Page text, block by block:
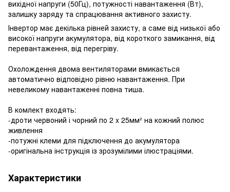
вихідної напруги (50Гц), потужності навантаження (Вт),
залишку заряду та спрацювання активного захисту.
Інвертор має декілька рівней захисту, а саме від низької або
високої напруги акумулятора, від короткого замикання, від
перевантаження, від перегріву.
Охолождення двома вентиляторами вмикається
автоматично відповідно рівню навантаження. При
невеликому навантаженні повна тиша.
В комлект входять:
-дроти червоний і чорний по 2 x 25мм² на кожний полюс
живлення
-потужні клеми для підключення до акумулятора
-оригінальна інструкція із зрозумілими ілюстраціями.
Характеристики